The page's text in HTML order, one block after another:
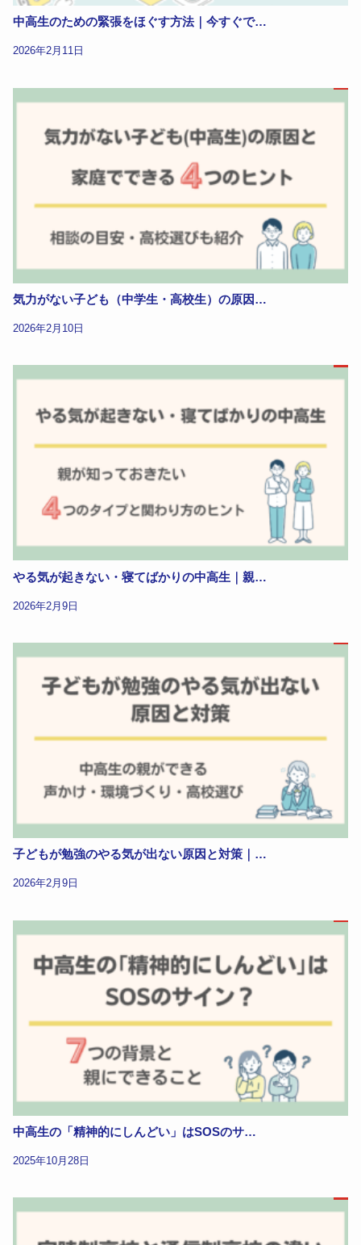
中高生のための緊張をほぐす方法｜今すぐで…
2026年2月11日
気力がない子ども（中学生・高校生）の原因…
2026年2月10日
やる気が起きない・寝てばかりの中高生｜親…
2026年2月9日
子どもが勉強のやる気が出ない原因と対策｜…
2026年2月9日
中高生の「精神的にしんどい」はSOSのサ…
2025年10月28日